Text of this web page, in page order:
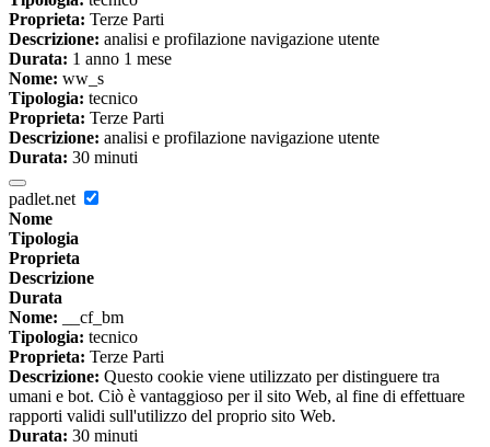
Proprieta: Terze Parti
Descrizione: analisi e profilazione navigazione utente
Durata: 1 anno 1 mese
Nome: ww_s
Tipologia: tecnico
Proprieta: Terze Parti
Descrizione: analisi e profilazione navigazione utente
Durata: 30 minuti
padlet.net
Nome
Tipologia
Proprieta
Descrizione
Durata
Nome: __cf_bm
Tipologia: tecnico
Proprieta: Terze Parti
Descrizione: Questo cookie viene utilizzato per distinguere tra
umani e bot. Ciò è vantaggioso per il sito Web, al fine di effettuare
rapporti validi sull'utilizzo del proprio sito Web.
Durata: 30 minuti